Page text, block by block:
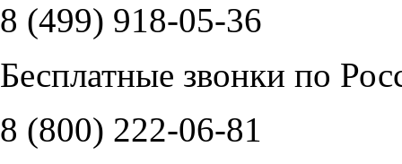
8 (499) 918-05-36
Бесплатные звонки по
8 (800) 222-06-81